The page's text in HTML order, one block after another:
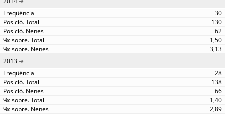
30
130
62
1,50
3,13
2013
28
138
66
1,40
2,89